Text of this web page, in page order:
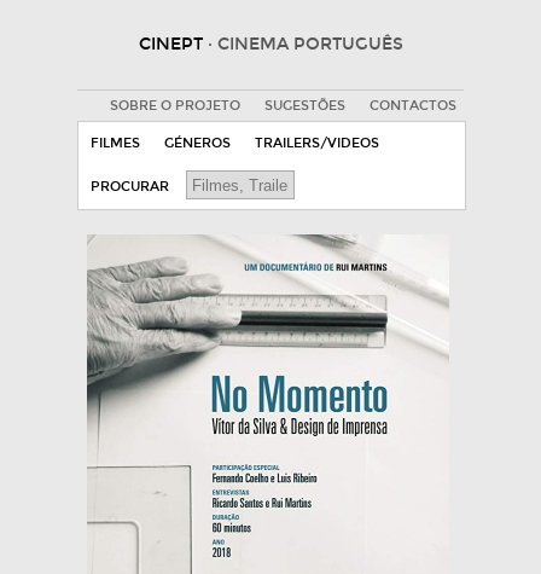
CINEPT · CINEMA PORTUGUÊS
SOBRE O PROJETO SUGESTÕES CONTACTOS
FILMES GÉNEROS TRAILERS/VIDEOS
PROCURAR